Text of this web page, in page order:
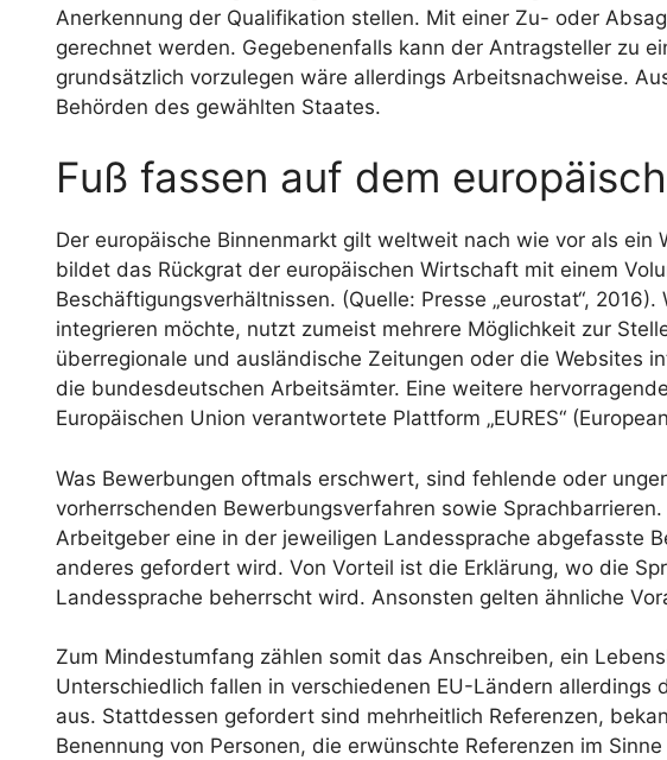
Anerkennung der Qualifikation stellen. Mit einer Zu- oder
gerechnet werden. Gegebenenfalls kann der Antragsteller zu
grundsätzlich vorzulegen wäre allerdings Arbeitsnachweise.
Behörden des gewählten Staates.
Fuß fassen auf dem
Der europäische Binnenmarkt gilt weltweit nach wie vor als
bildet das Rückgrat der europäischen Wirtschaft mit einem
Beschäftigungsverhältnissen. (Quelle: Presse „eurostat“,
integrieren möchte, nutzt zumeist mehrere Möglichkeit zur
überregionale und ausländische Zeitungen oder die Websites
die bundesdeutschen Arbeitsämter. Eine weitere
Europäischen Union verantwortete Plattform „EURES“
Was Bewerbungen oftmals erschwert, sind fehlende oder
vorherrschenden Bewerbungsverfahren sowie
Arbeitgeber eine in der jeweiligen Landessprache abgefasste
anderes gefordert wird. Von Vorteil ist die Erklärung, wo die
Landessprache beherrscht wird. Ansonsten gelten ähnliche
Zum Mindestumfang zählen somit das Anschreiben, ein
Unterschiedlich fallen in verschiedenen EU-Ländern allerdings
aus. Stattdessen gefordert sind mehrheitlich Referenzen,
Benennung von Personen, die erwünschte Referenzen im